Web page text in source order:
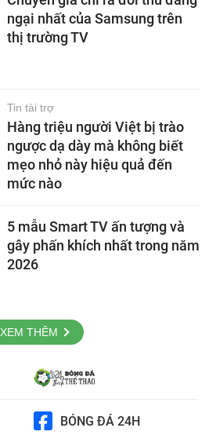
ngại nhất của Samsung trên
thị trường TV
Tin tài trợ
Hàng triệu người Việt bị trào
ngược dạ dày mà không biết
mẹo nhỏ này hiệu quả đến
mức nào
5 mẫu Smart TV ấn tượng và
gây phấn khích nhất trong năm
2026
XEM THÊM
BÓNG ĐÁ 24H